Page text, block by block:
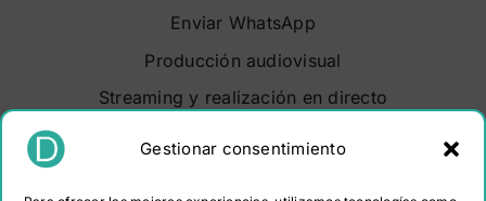
Gestionar consentimiento
Enviar WhatsApp
Producción audiovisual
Streaming y realización en directo